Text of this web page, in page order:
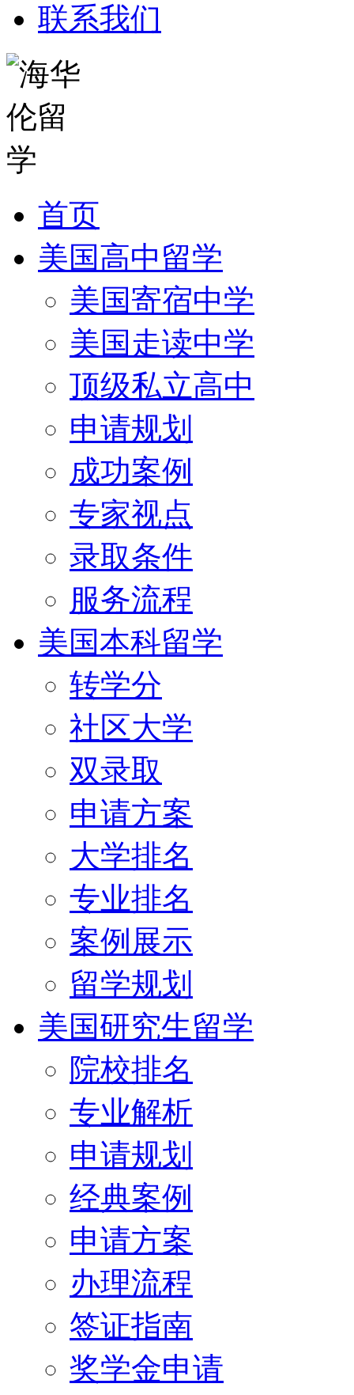
联系我们
首页
美国高中留学
美国寄宿中学
美国走读中学
顶级私立高中
申请规划
成功案例
专家视点
录取条件
服务流程
美国本科留学
转学分
社区大学
双录取
申请方案
大学排名
专业排名
案例展示
留学规划
美国研究生留学
院校排名
专业解析
申请规划
经典案例
申请方案
办理流程
签证指南
奖学金申请